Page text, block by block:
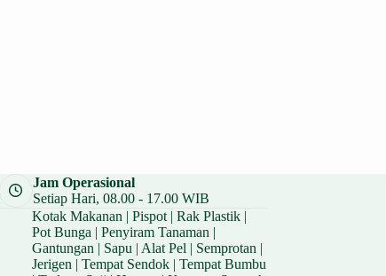
Jam Operasional
Setiap Hari, 08.00 - 17.00 WIB
Kotak Makanan | Pispot| Rak Plastik|
Pot Bunga | Penyiram Tanaman |
Gantungan | Sapu | Alat Pel | Semprotan |
Jerigen | Tempat Sendok| Tempat Bumbu